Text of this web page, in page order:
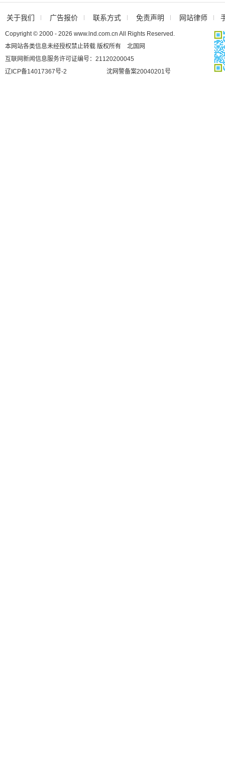
关于我们 广告报价 联系方式 免责声明 网站律师
Copyright © 2000 - 2026 www.lnd.com.cn All Rights Reserved.
本网站各类信息未经授权禁止转载 版权所有 北国网
互联网新闻信息服务许可证编号：21120200045
辽ICP备14017367号-2
沈网警备案20040201号